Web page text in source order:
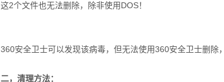
这2个文件也无法删除，除非使用DOS！
360安全卫士可以发现该病毒，但无法使用360安全卫士删除
二，清理方法：